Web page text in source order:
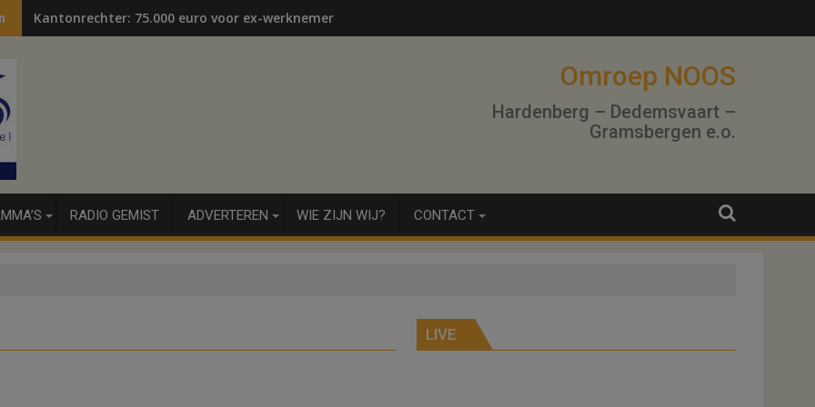
Kantonrechter: 75.000 euro voor ex-werknemers
Omroep NOOS
Hardenberg – Dedemsvaart –
Gramsbergen e.o.
RADIO GEMIST ADVERTEREN WIE ZIJN WIJ? CONTACT
LIVE